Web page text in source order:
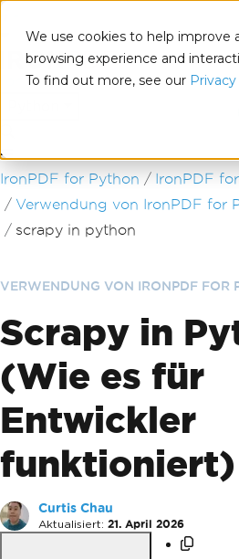
We use cookies to help improve
browsing experience and
To find out more, see our
Zum Fußzeileninhalt springen
IronPDF for Python
IronPDF
Verwendung von IronPDF for
scrapy in python
VERWENDUNG VON IRONPDF FOR
Scrapy in
(Wie es für
Entwickler
funktioniert)
Curtis Chau
Aktualisiert: 21. April 2026